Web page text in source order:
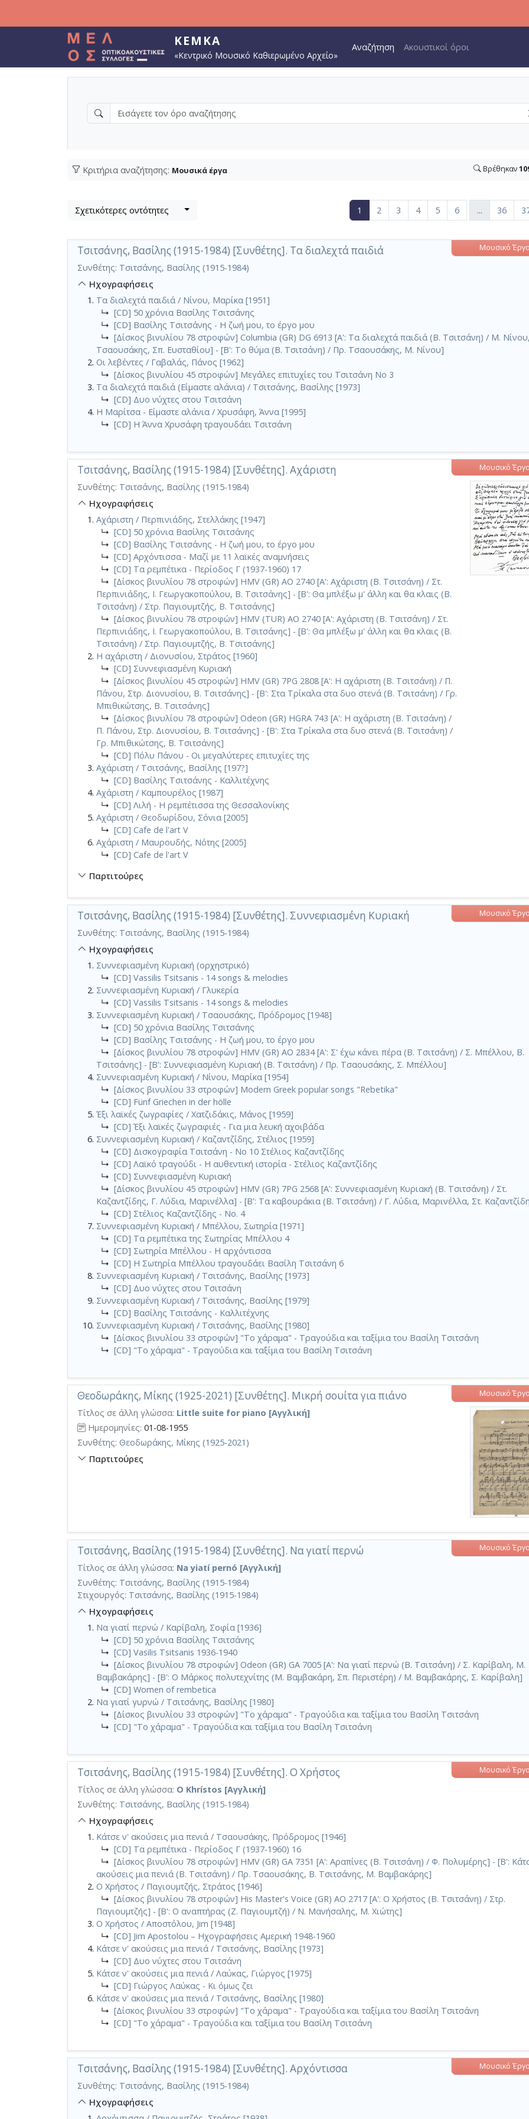
ΚΕΜΚΑ
«Κεντρικό Μουσικό Καθιερωμένο Αρχείο»
Main navigation
Αναζήτηση Ακουστικοί όροι
Κριτήρια αναζήτησης: Μουσικά έργα Βρέθηκαν
αποτελέσματα (περιέχουν 49 Εκδόσεις και 56 τεκμήρια ) , σύνολο σελίδων 37.
Εφαρμοζόμενα κριτήρια αναζήτησης: Μουσικά έργα
Περιορισμός αποτελεσμάτων με τη χρήση επιπλέον κριτηρίων αναζήτησης
Σχετικότερες οντότητες
1 (current)
2 3 4 5 6 ... 36
Τσιτσάνης, Βασίλης (1915-1984) [Συνθέτης]. Τα διαλεχτά παιδιά Μουσικό Έργο
Συνθέτης: Τσιτσάνης, Βασίλης (1915-1984)
Ηχογραφήσεις
Τα διαλεχτά παιδιά / Νίνου, Μαρίκα [1951]
↳ [CD] 50 χρόνια Βασίλης Τσιτσάνης
↳ [CD] Βασίλης Τσιτσάνης - Η ζωή μου, το έργο μου
↳ [Δίσκος βινυλίου 78 στροφών] Columbia (GR) DG 6913 [Α': Τα διαλεχτά παιδιά (Β. Τσιτσάνη) / Μ.
Τσαουσάκης, Σπ. Ευσταθίου] - [Β': Το θύμα (Β. Τσιτσάνη) / Πρ. Τσαουσάκης, Μ. Νίνου]
Οι λεβέντες / Γαβαλάς, Πάνος [1962]
↳ [Δίσκος βινυλίου 45 στροφών] Μεγάλες επιτυχίες του Τσιτσάνη No 3
Τα διαλεχτά παιδιά (Είμαστε αλάνια) / Τσιτσάνης, Βασίλης [1973]
↳ [CD] Δυο νύχτες στου Τσιτσάνη
Η Μαρίτσα - Είμαστε αλάνια / Χρυσάφη, Άννα [1995]
↳ [CD] Η Άννα Χρυσάφη τραγουδάει Τσιτσάνη
Τσιτσάνης, Βασίλης (1915-1984) [Συνθέτης]. Αχάριστη Μουσικό Έργο
Συνθέτης: Τσιτσάνης, Βασίλης (1915-1984)
Ηχογραφήσεις
Αχάριστη / Περπινιάδης, Στελλάκης [1947]
↳ [CD] 50 χρόνια Βασίλης Τσιτσάνης
↳ [CD] Βασίλης Τσιτσάνης - Η ζωή μου, το έργο μου
↳ [CD] Αρχόντισσα - Μαζί με 11 λαϊκές αναμνήσεις
↳ [CD] Τα ρεμπέτικα - Περίοδος Γ (1937-1960) 17
↳ [Δίσκος βινυλίου 78 στροφών] HMV (GR) AO 2740 [Α': Αχάριστη (Β. Τσιτσάνη) / Στ.
Περπινιάδης, Ι. Γεωργακοπούλου, Β. Τσιτσάνης] - [Β': Θα μπλέξω μ' άλλη και θα κλαις (Β.
Τσιτσάνη) / Στρ. Παγιουμτζής, Β. Τσιτσάνης]
↳ [Δίσκος βινυλίου 78 στροφών] HMV (TUR) AO 2740 [Α': Αχάριστη (Β. Τσιτσάνη) / Στ.
Περπινιάδης, Ι. Γεωργακοπούλου, Β. Τσιτσάνης] - [Β': Θα μπλέξω μ' άλλη και θα κλαις (Β.
Τσιτσάνη) / Στρ. Παγιουμτζής, Β. Τσιτσάνης]
Η αχάριστη / Διονυσίου, Στράτος [1960]
↳ [CD] Συννεφιασμένη Κυριακή
↳ [Δίσκος βινυλίου 45 στροφών] HMV (GR) 7PG 2808 [Α': Η αχάριστη (Β. Τσιτσάνη) / Π.
Πάνου, Στρ. Διονυσίου, Β. Τσιτσάνης] - [Β': Στα Τρίκαλα στα δυο στενά (Β. Τσιτσάνη) / Γρ.
Μπιθικώτσης, Β. Τσιτσάνης]
↳ [Δίσκος βινυλίου 78 στροφών] Odeon (GR) HGRA 743 [Α': Η αχάριστη (Β. Τσιτσάνη) /
Π. Πάνου, Στρ. Διονυσίου, Β. Τσιτσάνης] - [Β': Στα Τρίκαλα στα δυο στενά (Β. Τσιτσάνη) /
Γρ. Μπιθικώτσης, Β. Τσιτσάνης]
↳ [CD] Πόλυ Πάνου - Οι μεγαλύτερες επιτυχίες της
Αχάριστη / Τσιτσάνης, Βασίλης [197?]
↳ [CD] Βασίλης Τσιτσάνης - Καλλιτέχνης
Αχάριστη / Καμπουρέλος [1987]
↳ [CD] Λιλή - Η ρεμπέτισσα της Θεσσαλονίκης
Αχάριστη / Θεοδωρίδου, Σόνια [2005]
↳ [CD] Cafe de l'art V
Αχάριστη / Μαυρουδής, Νότης [2005]
↳ [CD] Cafe de l'art V
Παρτιτούρες
Τσιτσάνης, Βασίλης (1915-1984) [Συνθέτης]. Συννεφιασμένη Κυριακή Μουσικό Έργο
Συνθέτης: Τσιτσάνης, Βασίλης (1915-1984)
Ηχογραφήσεις
Συννεφιασμένη Κυριακή (ορχηστρικό)
↳ [CD] Vassilis Tsitsanis - 14 songs & melodies
Συννεφιασμένη Κυριακή / Γλυκερία
↳ [CD] Vassilis Tsitsanis - 14 songs & melodies
Συννεφιασμένη Κυριακή / Τσαουσάκης, Πρόδρομος [1948]
↳ [CD] 50 χρόνια Βασίλης Τσιτσάνης
↳ [CD] Βασίλης Τσιτσάνης - Η ζωή μου, το έργο μου
↳ [Δίσκος βινυλίου 78 στροφών] HMV (GR) AO 2834 [A': Σ' έχω κάνει πέρα (Β. Τσιτσάνη) / Σ. Μπέλλου, Β.
Τσιτσάνης] - [Β': Συννεφιασμένη Κυριακή (Β. Τσιτσάνη) / Πρ. Τσαουσάκης, Σ. Μπέλλου]
Συννεφιασμένη Κυριακή / Νίνου, Μαρίκα [1954]
↳ [Δίσκος βινυλίου 33 στροφών] Modern Greek popular songs "Rebetika"
↳ [CD] Fünf Griechen in der hölle
Έξι λαϊκές ζωγραφίες / Χατζιδάκις, Μάνος [1959]
↳ [CD] Έξι λαϊκές ζωγραφιές - Για μια λευκή αχοιβάδα
Συννεφιασμένη Κυριακή / Καζαντζίδης, Στέλιος [1959]
↳ [CD] Δισκογραφία Τσιτσάνη - Νο 10 Στέλιος Καζαντζίδης
↳ [CD] Λαϊκό τραγούδι - Η αυθεντική ιστορία - Στέλιος Καζαντζίδης
↳ [CD] Συννεφιασμένη Κυριακή
↳ [Δίσκος βινυλίου 45 στροφών] HMV (GR) 7PG 2568 [A': Συννεφιασμένη Κυριακή (Β. Τσιτσάνη) / Στ.
Καζαντζίδης, Γ. Λύδια, Μαρινέλλα] - [Β': Τα καβουράκια (Β. Τσιτσάνη) / Γ. Λύδια, Μαρινέλλα, Στ.
↳ [CD] Στέλιος Καζαντζίδης - Νο. 4
Συννεφιασμένη Κυριακή / Μπέλλου, Σωτηρία [1971]
↳ [CD] Τα ρεμπέτικα της Σωτηρίας Μπέλλου 4
↳ [CD] Σωτηρία Μπέλλου - Η αρχόντισσα
↳ [CD] Η Σωτηρία Μπέλλου τραγουδάει Βασίλη Τσιτσάνη 6
Συννεφιασμένη Κυριακή / Τσιτσάνης, Βασίλης [1973]
↳ [CD] Δυο νύχτες στου Τσιτσάνη
Συννεφιασμένη Κυριακή / Τσιτσάνης, Βασίλης [1979]
↳ [CD] Βασίλης Τσιτσάνης - Καλλιτέχνης
Συννεφιασμένη Κυριακή / Τσιτσάνης, Βασίλης [1980]
↳ [Δίσκος βινυλίου 33 στροφών] "Το χάραμα" - Τραγούδια και ταξίμια του Βασίλη Τσιτσάνη
↳ [CD] "Το χάραμα" - Τραγούδια και ταξίμια του Βασίλη Τσιτσάνη
Θεοδωράκης, Μίκης (1925-2021) [Συνθέτης]. Μικρή σουίτα για πιάνο Μουσικό Έργο
Τίτλος σε άλλη γλώσσα: Little suite for piano [Αγγλική]
Ημερομηνίες: 01-08-1955
Συνθέτης: Θεοδωράκης, Μίκης (1925-2021)
Παρτιτούρες
Τσιτσάνης, Βασίλης (1915-1984) [Συνθέτης]. Να γιατί περνώ Μουσικό Έργο
Τίτλος σε άλλη γλώσσα: Na yiatí pernó [Αγγλική]
Συνθέτης: Τσιτσάνης, Βασίλης (1915-1984)
Στιχουργός: Τσιτσάνης, Βασίλης (1915-1984)
Ηχογραφήσεις
Να γιατί περνώ / Καρίβαλη, Σοφία [1936]
↳ [CD] 50 χρόνια Βασίλης Τσιτσάνης
↳ [CD] Vasilis Tsitsanis 1936-1940
↳ [Δίσκος βινυλίου 78 στροφών] Odeon (GR) GA 7005 [A': Να γιατί περνώ (Β. Τσιτσάνη) / Σ. Καρίβαλη, Μ.
Βαμβακάρης] - [Β': Ο Μάρκος πολυτεχνίτης (Μ. Βαμβακάρη, Σπ. Περιστέρη) / Μ. Βαμβακάρης, Σ. Καρίβαλη]
↳ [CD] Women of rembetica
Να γιατί γυρνώ / Τσιτσάνης, Βασίλης [1980]
↳ [Δίσκος βινυλίου 33 στροφών] "Το χάραμα" - Τραγούδια και ταξίμια του Βασίλη Τσιτσάνη
↳ [CD] "Το χάραμα" - Τραγούδια και ταξίμια του Βασίλη Τσιτσάνη
Τσιτσάνης, Βασίλης (1915-1984) [Συνθέτης]. Ο Χρήστος Μουσικό Έργο
Τίτλος σε άλλη γλώσσα: O Khrístos [Αγγλική]
Συνθέτης: Τσιτσάνης, Βασίλης (1915-1984)
Ηχογραφήσεις
Κάτσε ν' ακούσεις μια πενιά / Τσαουσάκης, Πρόδρομος [1946]
↳ [CD] Τα ρεμπέτικα - Περίοδος Γ (1937-1960) 16
↳ [Δίσκος βινυλίου 78 στροφών] HMV (GR) GA 7351 [Α': Αραπίνες (Β. Τσιτσάνη) / Φ. Πολυμέρης] - [Β':
ακούσεις μια πενιά (Β. Τσιτσάνη) / Πρ. Τσαουσάκης, Β. Τσιτσάνης, Μ. Βαμβακάρης]
Ο Χρήστος / Παγιουμτζής, Στράτος [1946]
↳ [Δίσκος βινυλίου 78 στροφών] His Master's Voice (GR) AO 2717 [Α': Ο Χρήστος (Β. Τσιτσάνη) / Στρ.
Παγιουμτζής] - [Β': Ο αναπτήρας (Ζ. Παγιουμτζή) / Ν. Μανήσαλης, Μ. Χιώτης]
Ο Χρήστος / Αποστόλου, Jim [1948]
↳ [CD] Jim Apostolou – Ηχογραφήσεις Αμερική 1948-1960
Κάτσε ν' ακούσεις μια πενιά / Τσιτσάνης, Βασίλης [1973]
↳ [CD] Δυο νύχτες στου Τσιτσάνη
Κάτσε ν' ακούσεις μια πενιά / Λαύκας, Γιώργος [1975]
↳ [CD] Γιώργος Λαύκας - Κι όμως ζει
Κάτσε ν' ακούσεις μια πενιά / Τσιτσάνης, Βασίλης [1980]
↳ [Δίσκος βινυλίου 33 στροφών] "Το χάραμα" - Τραγούδια και ταξίμια του Βασίλη Τσιτσάνη
↳ [CD] "Το χάραμα" - Τραγούδια και ταξίμια του Βασίλη Τσιτσάνη
Τσιτσάνης, Βασίλης (1915-1984) [Συνθέτης]. Αρχόντισσα Μουσικό Έργο
Συνθέτης: Τσιτσάνης, Βασίλης (1915-1984)
Ηχογραφήσεις